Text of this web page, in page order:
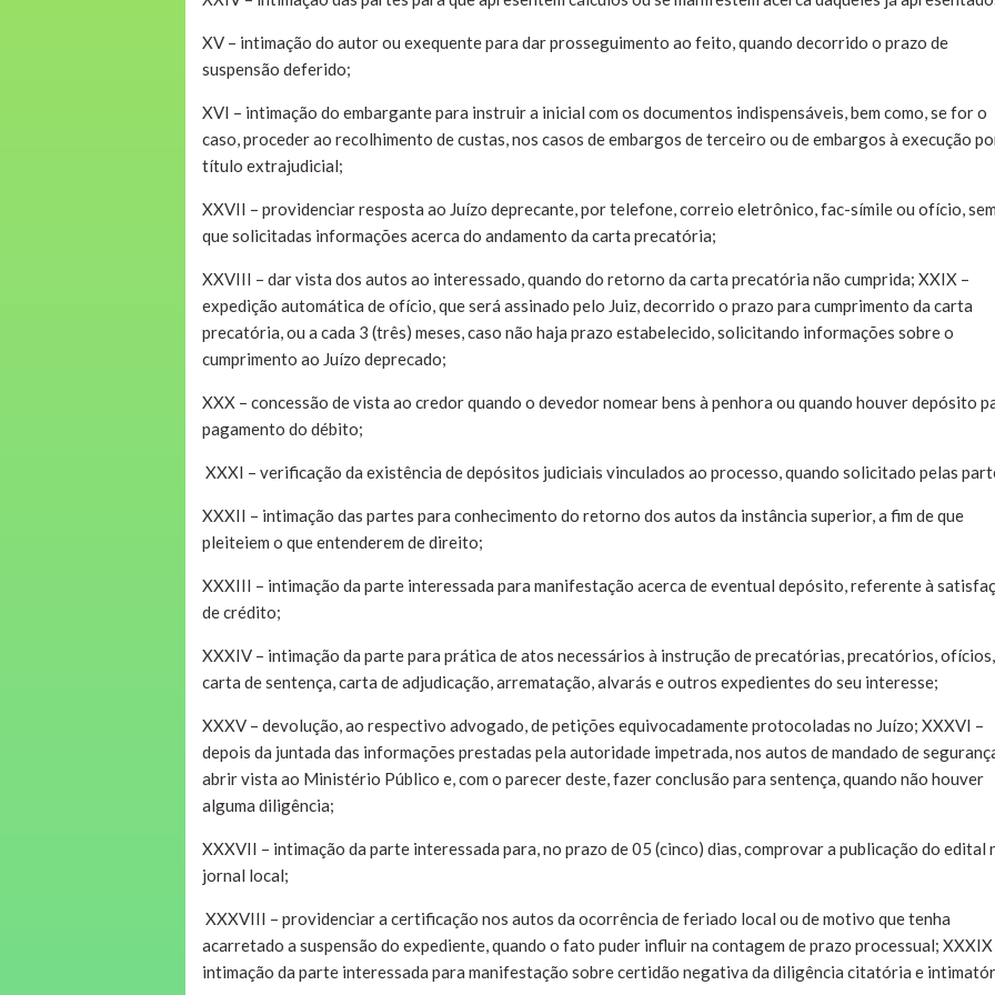
XV – intimação do autor ou exequente para dar prosseguimento ao feito, quando decorrido o prazo de
suspensão deferido;
XVI – intimação do embargante para instruir a inicial com os documentos indispensáveis, bem como, se for o
caso, proceder ao recolhimento de custas, nos casos de embargos de terceiro ou de embargos à execução
título extrajudicial;
XXVII – providenciar resposta ao Juízo deprecante, por telefone, correio eletrônico, fac-símile ou ofício,
que solicitadas informações acerca do andamento da carta precatória;
XXVIII – dar vista dos autos ao interessado, quando do retorno da carta precatória não cumprida; XXIX –
expedição automática de ofício, que será assinado pelo Juiz, decorrido o prazo para cumprimento da carta
precatória, ou a cada 3 (três) meses, caso não haja prazo estabelecido, solicitando informações sobre o
cumprimento ao Juízo deprecado;
XXX – concessão de vista ao credor quando o devedor nomear bens à penhora ou quando houver depósito
pagamento do débito;
XXXI – verificação da existência de depósitos judiciais vinculados ao processo, quando solicitado pelas
XXXII – intimação das partes para conhecimento do retorno dos autos da instância superior, a fim de que
pleiteiem o que entenderem de direito;
XXXIII – intimação da parte interessada para manifestação acerca de eventual depósito, referente à
de crédito;
XXXIV – intimação da parte para prática de atos necessários à instrução de precatórias, precatórios, ofícios,
carta de sentença, carta de adjudicação, arrematação, alvarás e outros expedientes do seu interesse;
XXXV – devolução, ao respectivo advogado, de petições equivocadamente protocoladas no Juízo; XXXVI –
depois da juntada das informações prestadas pela autoridade impetrada, nos autos de mandado de
abrir vista ao Ministério Público e, com o parecer deste, fazer conclusão para sentença, quando não houver
alguma diligência;
XXXVII – intimação da parte interessada para, no prazo de 05 (cinco) dias, comprovar a publicação do edital
jornal local;
XXXVIII – providenciar a certificação nos autos da ocorrência de feriado local ou de motivo que tenha
acarretado a suspensão do expediente, quando o fato puder influir na contagem de prazo processual; XXXIX
intimação da parte interessada para manifestação sobre certidão negativa da diligência citatória e